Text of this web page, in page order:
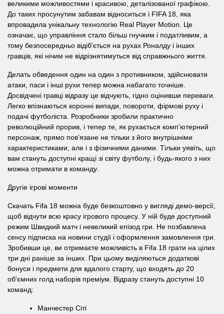
великими можливостями і красивою, деталізованої графікою.
До таких просунутим забавам відноситься і FIFA 18, яка
впровадила унікальну технологію Real Player Motion. Це
означає, що управління стало більш гнучким і податливим, а
тому безпосередньо відіб'ється на рухах Роналду і інших
гравців, які нічим не відрізнятимуться від справжнього життя.
Делать обведення один на один з противником, здійснювати
атаки, паси і інші рухи тепер можна набагато точніше.
Досвідчені гравці відразу це відчують, гідно оцінивши переваги.
Легко впізнаються коронні випади, повороти, фірмові руху і
подачі футболіста. Розробники зробили практично
революційний прорив, і тепер те, як рухається комп'ютерний
персонаж, прямо пов'язане не тільки з його внутрішніми
характеристиками, але і з фізичними даними. Тільки уявіть, що
вам стануть доступні кращі зі світу футболу, і будь-якого з них
можна отримати в команду.
Другіе ігрові моменти
Скачать Fifa 18 можна буде безкоштовно у вигляді демо-версії,
щоб відчути всю красу ігрового процесу. У ній буде доступний
режим Швидкий матч і невеликий епізод гри. Не позбавлена ​​
сенсу підписка на новини студії і оформлення замовлення гри.
Зробивши це, ви отримаєте можливість в Fifa 18 грати на цілих
три дні раніше за інших. При цьому виділяються додаткові
бонуси і предмети для вдалого старту, що входять до 20
об'ємних голд наборів преміум. Відразу стануть доступні 10
команд:
Манчестер Сіті